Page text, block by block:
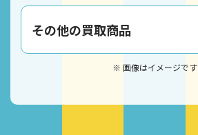
その他の買取商品
※ 画像はイメージです